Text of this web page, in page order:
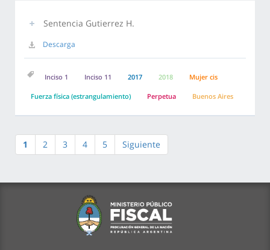
Sentencia Gutierrez H.
Descarga
Inciso 1 Inciso 11 2017 2018 Mujer cis
Fuerza física (estrangulamiento) Perpetua Buenos Aires
1 2 3 4 5 Siguiente